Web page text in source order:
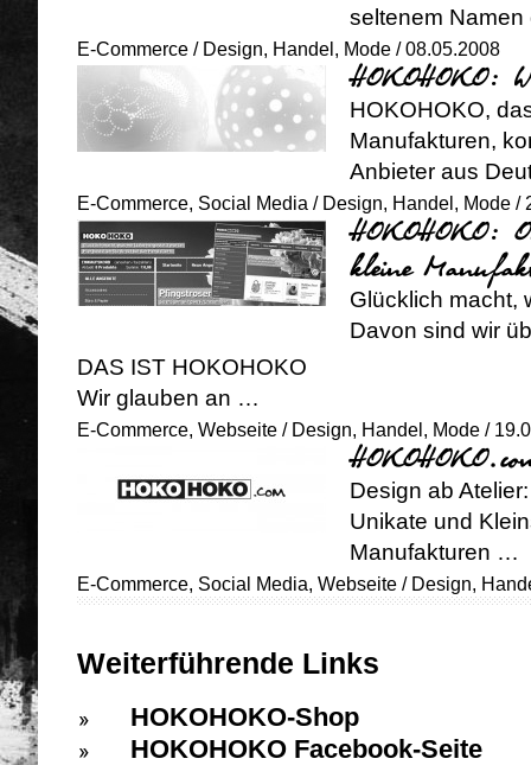
seltenem
E-Commerce / Design, Handel , Mode / 08.05.2008
HOKOHOKO:
HOKOHOKO,
Manufakturen,
Anbieter aus
E-Commerce, Social Media / Design, Handel , Mode /
HOKOHOKO:
kleine
Glücklich macht,
Davon sind wir
DAS IST HOKOHOKO
Wir glauben an …
E-Commerce, Webseite / Design, Handel , Mode /
Design ab
Unikate und
Manufakturen …
E-Commerce, Social Media, Webseite / Design,
Weiterführende Links
HOKOHOKO-Shop
HOKOHOKO Facebook-Seite